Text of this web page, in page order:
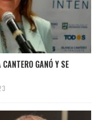
GANÓ Y SE